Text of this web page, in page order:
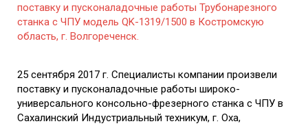
поставку и пусконаладочные работы Трубонарезного
станка с ЧПУ модель QK-1319/1500 в Костромскую
область, г. Волгореченск.
25 сентября 2017 г. Специалисты компании произвели
поставку и пусконаладочные работы широко-
универсального консольно-фрезерного станка с ЧПУ в
Сахалинский Индустриальный техникум, г. Оха,